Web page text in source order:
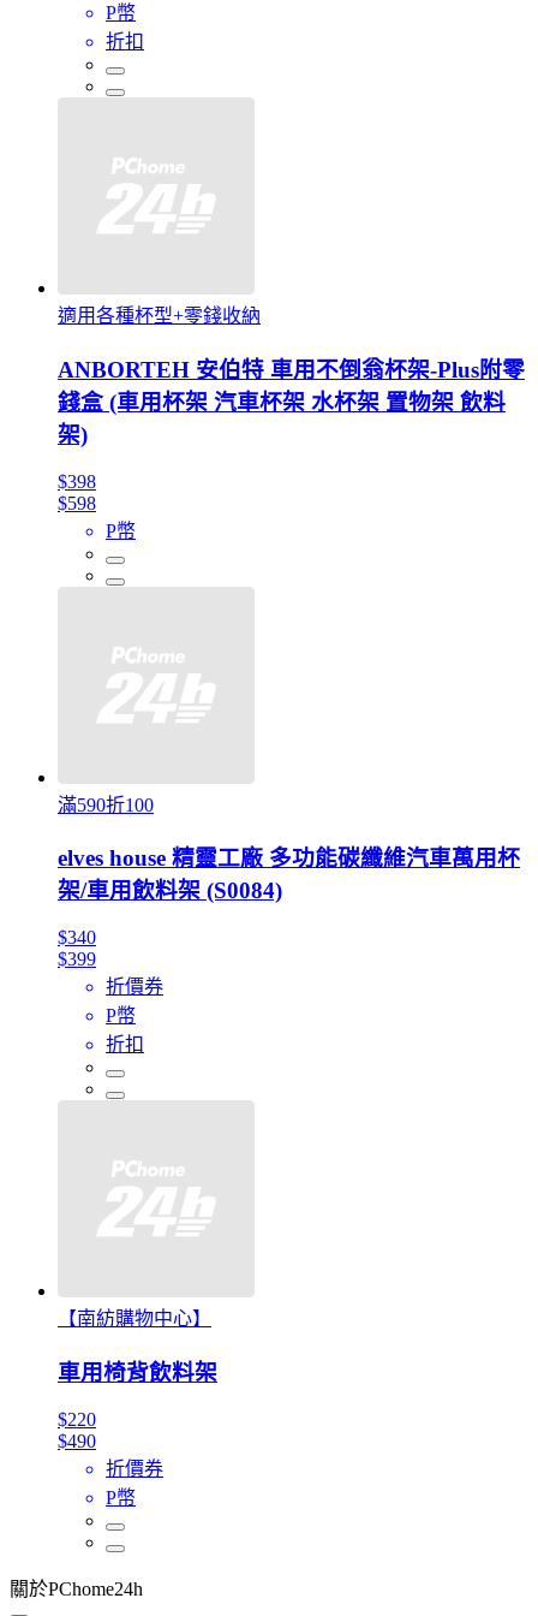
P幣
折扣
適用各種杯型+零錢收納
ANBORTEH 安伯特 車用不倒翁杯架-Plus附零
錢盒 (車用杯架 汽車杯架 水杯架 置物架 飲料
架)
$398
$598
P幣
滿590折100
elves house 精靈工廠 多功能碳纖維汽車萬用杯
架/車用飲料架 (S0084)
$340
$399
折價券
P幣
折扣
【南紡購物中心】
車用椅背飲料架
$220
$490
折價券
P幣
關於PChome24h